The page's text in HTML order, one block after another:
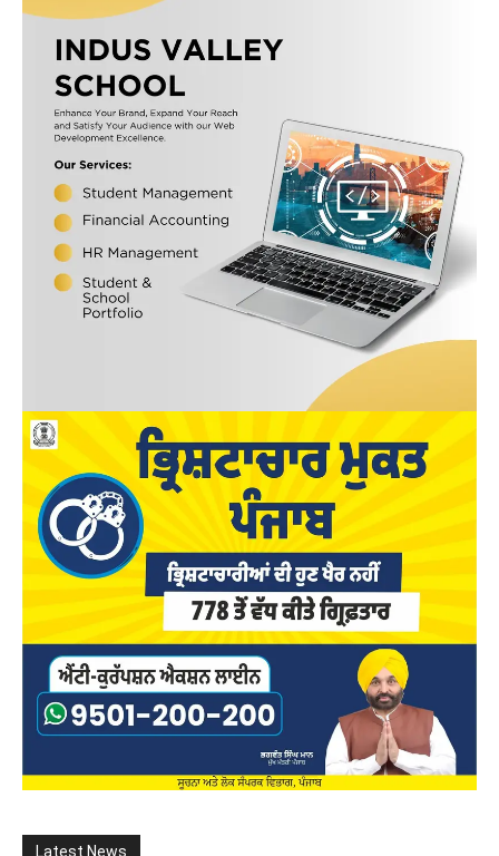
Latest News